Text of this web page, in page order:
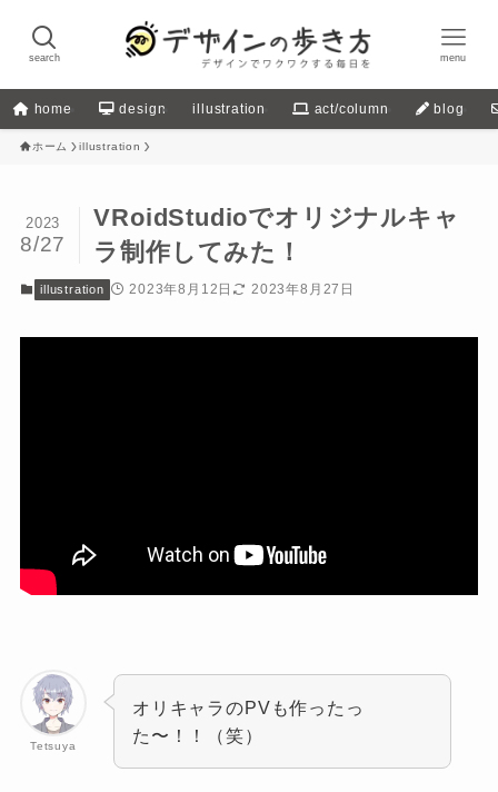
search menu
home design illustration act/column blog
ホーム illustration
VRoidStudioでオリジナルキャ
ラ制作してみた！
2023
8/27
illustration 2023年8月12日 2023年8月27日
Tetsuya
オリキャラのPVも作ったっ
た〜！！（笑）